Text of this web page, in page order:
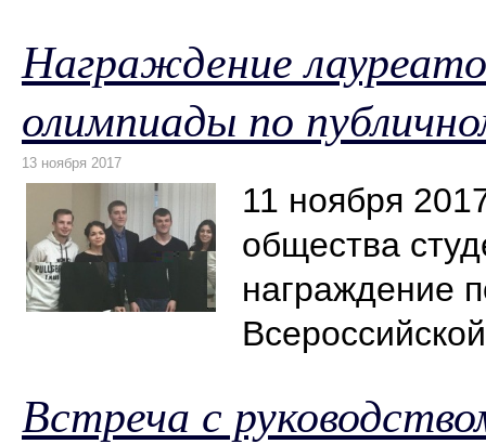
Награждение
олимпиады по
11 ноября
общества
награждение
Встреча с